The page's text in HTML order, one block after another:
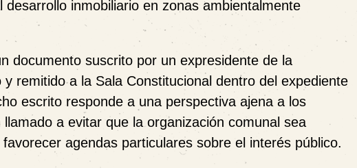
inmobiliario en zonas ambientalmente
documento suscrito por un expresidente de la
remitido a la Sala Constitucional dentro del expediente
escrito responde a una perspectiva ajena a los
a evitar que la organización comunal sea
agendas particulares sobre el interés público.